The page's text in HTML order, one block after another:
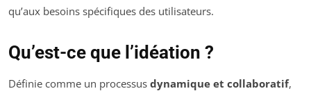
qu’aux besoins spécifiques des utilisateurs.
Qu’est-ce que l’idéation ?
Définie comme un processus dynamique et collaboratif,